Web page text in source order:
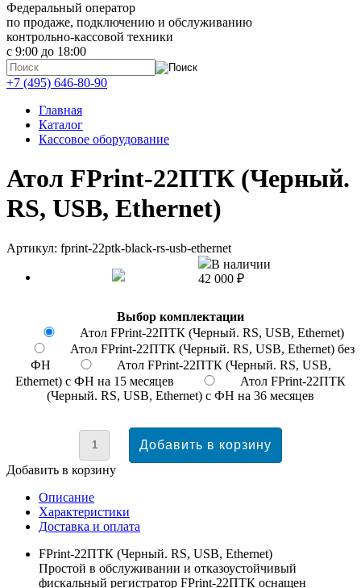
Федеральный оператор
по продаже, подключению и обслуживанию
контрольно-кассовой техники
с 9:00 до 18:00
+7 (495) 646-80-90
Главная
Каталог
Кассовое оборудование
Атол FPrint-22ПТК (Черный.
RS, USB, Ethernet)
Артикул: fprint-22ptk-black-rs-usb-ethernet
В наличии
42 000 ₽
Выбор комплектации
Атол FPrint-22ПТК (Черный. RS, USB, Ethernet)
Атол FPrint-22ПТК (Черный. RS, USB, Ethernet) без
ФН
Атол FPrint-22ПТК (Черный. RS, USB,
Ethernet) с ФН на 15 месяцев
Атол FPrint-22ПТК
(Черный. RS, USB, Ethernet) с ФН на 36 месяцев
Добавить в корзину
Описание
Характеристики
Доставка и оплата
FPrint-22ПТК (Черный. RS, USB, Ethernet)
Простой в обслуживании и отказоустойчивый
фискальный регистратор FPrint-22ПТК оснащен